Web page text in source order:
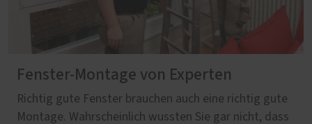
Fenster-Montage von Experten
Richtig gute Fenster brauchen auch eine richtig gute
Montage. Wahrscheinlich wussten Sie gar nicht, dass